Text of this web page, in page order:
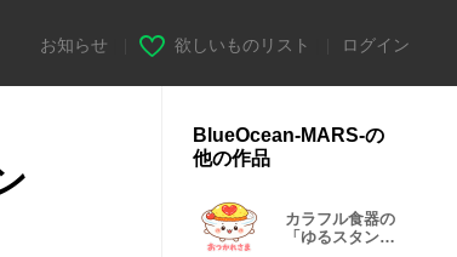
お知らせ 欲しいものリスト ログイン
BlueOcean-MARS-の
他の作品
カラフル食器の
「ゆるスタン